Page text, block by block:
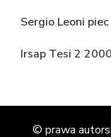
Sergio Leoni
Irsap Tesi 2
© prawa